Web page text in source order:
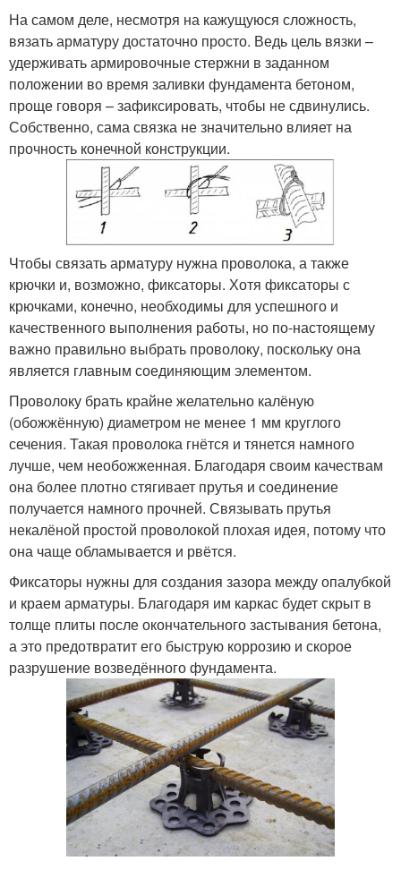
На самом деле, несмотря на кажущуюся сложность,
вязать арматуру достаточно просто. Ведь цель вязки –
удерживать армировочные стержни в заданном
положении во время заливки фундамента бетоном,
проще говоря – зафиксировать, чтобы не сдвинулись.
Собственно, сама связка не значительно влияет на
прочность конечной конструкции.
Чтобы связать арматуру нужна проволока, а также
крючки и, возможно, фиксаторы. Хотя фиксаторы с
крючками, конечно, необходимы для успешного и
качественного выполнения работы, но по-настоящему
важно правильно выбрать проволоку, поскольку она
является главным соединяющим элементом.
Проволоку брать крайне желательно калёную
(обожжённую) диаметром не менее 1 мм круглого
сечения. Такая проволока гнётся и тянется намного
лучше, чем необожженная. Благодаря своим качествам
она более плотно стягивает прутья и соединение
получается намного прочней. Связывать прутья
некалёной простой проволокой плохая идея, потому что
она чаще обламывается и рвётся.
Фиксаторы нужны для создания зазора между опалубкой
и краем арматуры. Благодаря им каркас будет скрыт в
толще плиты после окончательного застывания бетона,
а это предотвратит его быструю коррозию и скорое
разрушение возведённого фундамента.